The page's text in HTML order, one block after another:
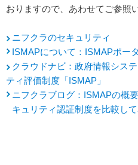
おりますので、あわせてご参照
ニフクラのセキュリティ
ISMAPについて：ISMAPポー
クラウドナビ：政府情報シス
ティ評価制度「ISMAP」
ニフクラブログ：ISMAPの概
キュリティ認証制度を比較し